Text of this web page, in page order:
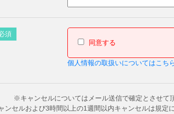
須
同意する
個人情報の取扱いについてはこち
※キャンセルについてはメール送信で確定とさせて
セルおよび3時間以上の1週間以内キャンセルは規定